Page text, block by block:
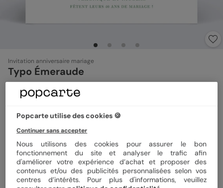
Invitation anniversaire mariage
Typo Émeraude
Format
Papier Papier Satiné
Popcarte utilise des cookies 🍪
Continuer sans accepter
Nous utilisons des cookies pour assurer le bon
fonctionnement du site et analyser le trafic afin
d'améliorer votre expérience d’achat et proposer des
contenus et/ou des publicités personnalisées selon vos
centres d’intérêts. Pour plus d'informations, veuillez